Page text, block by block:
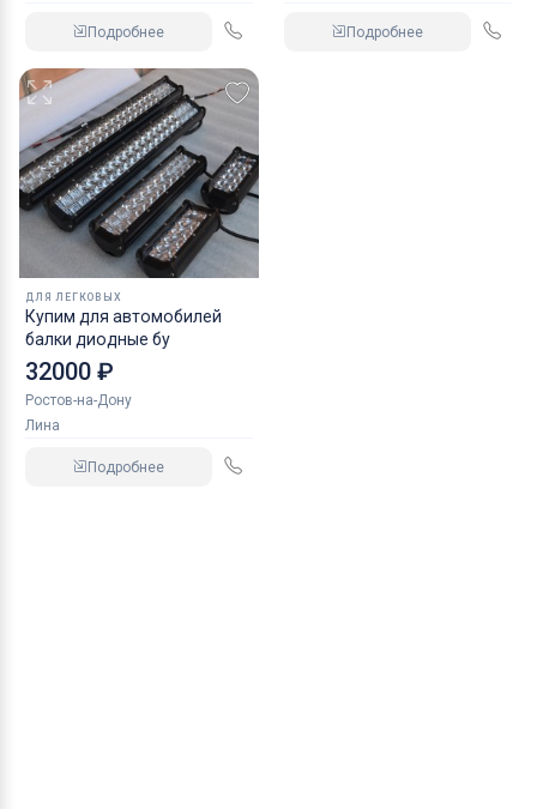
Подробнее Подробнее
ДЛЯ ЛЕГКОВЫХ
Купим для автомобилей
балки диодные бу
32000 ₽
Ростов-на-Дону
Лина
Подробнее